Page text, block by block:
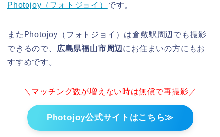
Photojoy（フォトジョイ）
です。
またPhotojoy（フォトジョイ）は倉敷駅周辺でも撮影
できるので、 広島県福山市周辺にお住まいの方にもお
すすめです。
＼マッチング数が増えない時は無償で再撮影／
Photojoy公式サイトはこちら≫